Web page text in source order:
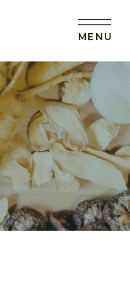
MENU